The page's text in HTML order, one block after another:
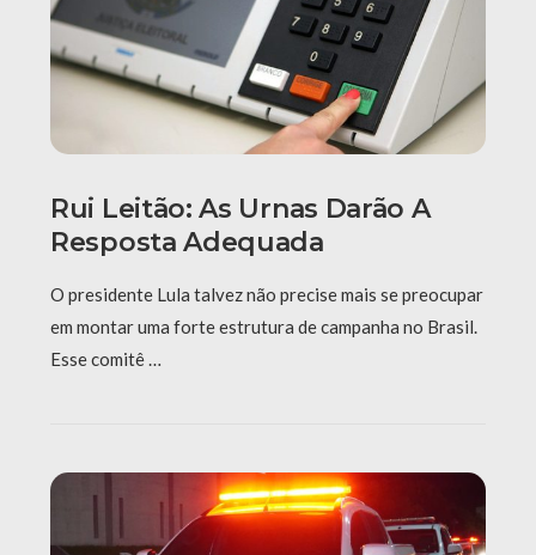
Rui Leitão: As Urnas Darão A
Resposta Adequada
O presidente Lula talvez não precise mais se preocupar
em montar uma forte estrutura de campanha no Brasil.
Esse comitê …